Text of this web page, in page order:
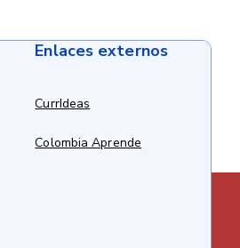
Enlaces externos
CurrIdeas
Colombia Aprende